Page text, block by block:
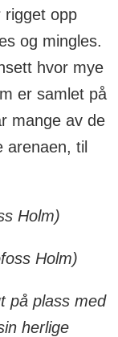
rigget opp
og mingles.
hvor mye
er samlet på
mange av de
arenaen, til
Holm)
Holm)
på plass med
herlige